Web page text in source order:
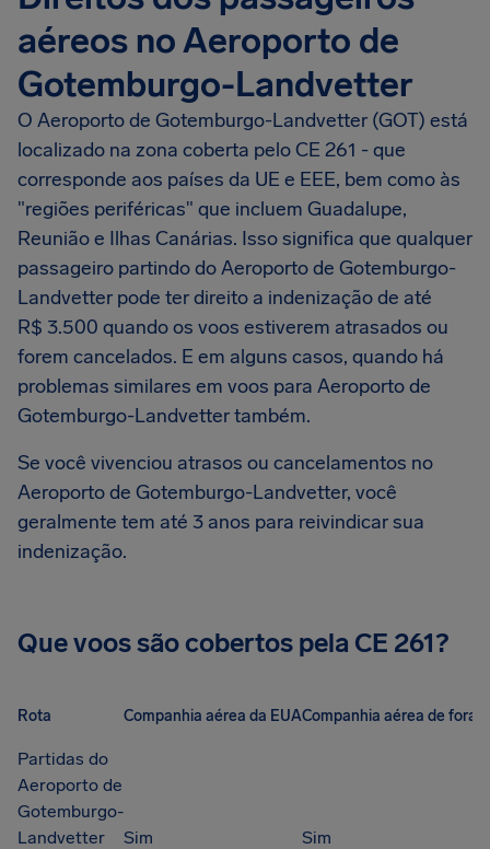
aéreos no Aeroporto de
Gotemburgo-Landvetter
O Aeroporto de Gotemburgo-Landvetter (GOT) está
localizado na zona coberta pelo CE 261 - que
corresponde aos países da UE e EEE, bem como às
"regiões periféricas" que incluem Guadalupe,
Reunião e Ilhas Canárias. Isso significa que qualquer
passageiro partindo do Aeroporto de Gotemburgo-
Landvetter pode ter direito a indenização de até
R$ 3.500 quando os voos estiverem atrasados ou
forem cancelados. E em alguns casos, quando há
problemas similares em voos para Aeroporto de
Gotemburgo-Landvetter também.
Se você vivenciou atrasos ou cancelamentos no
Aeroporto de Gotemburgo-Landvetter, você
geralmente tem até 3 anos para reivindicar sua
indenização.
Que voos são cobertos pela CE 261?
Rota Companhia aérea da EUACompanhia aérea de fora
Partidas do
Aeroporto de
Gotemburgo-
Landvetter
Sim Sim